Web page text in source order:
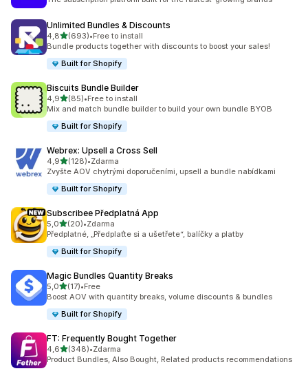
Unlimited Bundles & Discounts
4,8z 5 hvězd
(693)
Celkový počet recenzí: 693
•Free to install
Bundle products together with discounts to boost your sales!
Built for Shopify
Biscuits Bundle Builder
4,9z 5 hvězd
(85)
Celkový počet recenzí: 85
•Free to install
Mix and match bundle builder to build your own bundle BYOB
Built for Shopify
Webrex: Upsell a Cross Sell
4,9z 5 hvězd
(128)
Celkový počet recenzí: 128
•Zdarma
Zvyšte AOV chytrými doporučeními, upsell a bundle nabídkami
Built for Shopify
Subscribee Předplatná App
5,0z 5 hvězd
(20)
Celkový počet recenzí: 20
•Zdarma
Předplatné, „Předplaťte si a ušetřete“, balíčky a platby
Built for Shopify
Magic Bundles Quantity Breaks
5,0z 5 hvězd
(17)
Celkový počet recenzí: 17
•Free
Boost AOV with quantity breaks, volume discounts & bundles
Built for Shopify
FT: Frequently Bought Together
4,6z 5 hvězd
(348)
Celkový počet recenzí: 348
•Zdarma
Product Bundles, Also Bought, Related products recommendations